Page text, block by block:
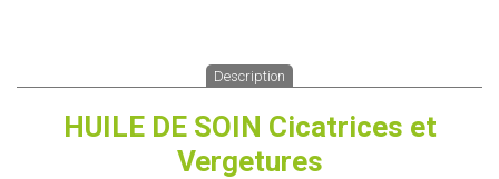
Description
HUILE DE SOIN Cicatrices et
Vergetures